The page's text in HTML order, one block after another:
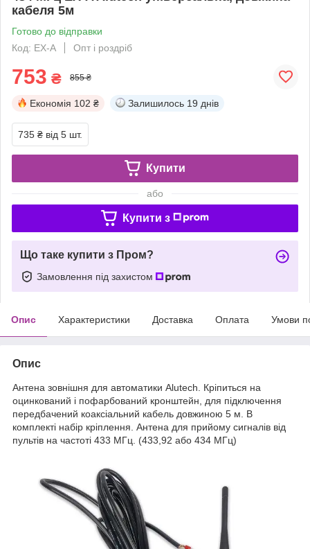
кабеля 5м
Готово до відправки
Код: EX-A
Опт і роздріб
753 ₴ 855 ₴
Економія 102 ₴ Залишилось 19 днів
735 ₴ від 5 шт.
Купити
або
Купити з
Що таке купити з Пром?
Замовлення під захистом
Опис Характеристики Доставка Оплата Умови
Опис
Антена зовнішня для автоматики Alutech. Кріпиться на
оцинкований і пофарбований кронштейн, для підключення
передбачений коаксіальний кабель довжиною 5 м. В
комплекті набір кріплення. Антена для прийому сигналів від
пультів на частоті 433 МГц. (433,92 або 434 МГц)